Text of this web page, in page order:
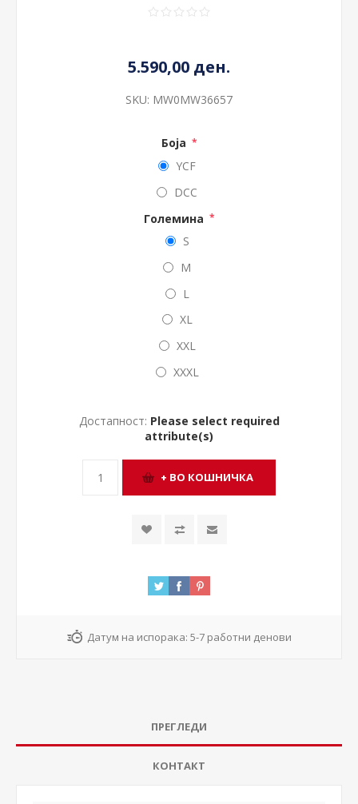
5.590,00 ден.
SKU: MW0MW36657
Боја *
YCF
DCC
Големина *
S
M
L
XL
XXL
XXXL
Достапност: Please select required
attribute(s)
Датум на испорака: 5-7 работни денови
ПРЕГЛЕДИ
КОНТАКТ